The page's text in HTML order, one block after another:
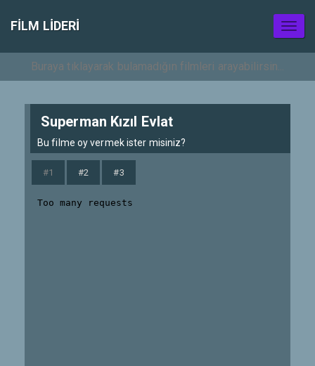
FILM LIDERI
Superman Kızıl Evlat
Bu filme oy vermek ister misiniz?
#1 #2 #3